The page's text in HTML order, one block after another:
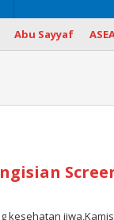
Abu Sayyaf
kesehatan